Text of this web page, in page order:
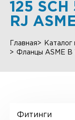
125
RJ
Главная Каталог
Фланцы ASME B
Фитинги